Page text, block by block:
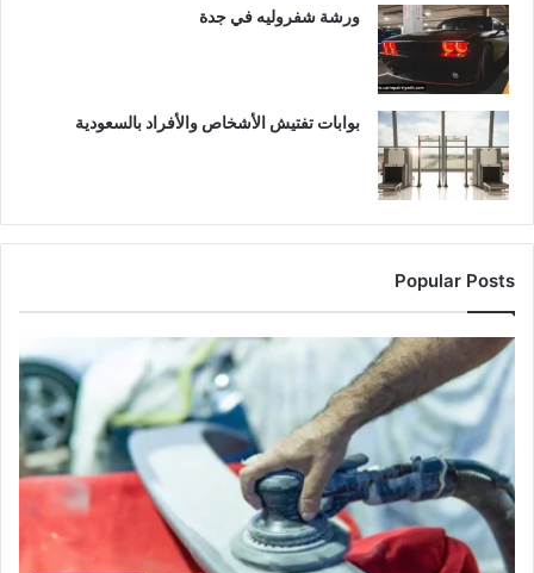
ورشة شفروليه في جدة
بوابات تفتيش الأشخاص والأفراد بالسعودية
Popular Posts